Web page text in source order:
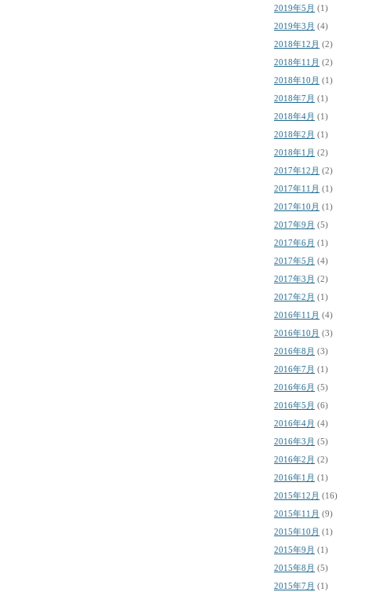
2019年5月 (1)
2019年3月 (4)
2018年12月 (2)
2018年11月 (2)
2018年10月 (1)
2018年7月 (1)
2018年4月 (1)
2018年2月 (1)
2018年1月 (2)
2017年12月 (2)
2017年11月 (1)
2017年10月 (1)
2017年9月 (5)
2017年6月 (1)
2017年5月 (4)
2017年3月 (2)
2017年2月 (1)
2016年11月 (4)
2016年10月 (3)
2016年8月 (3)
2016年7月 (1)
2016年6月 (5)
2016年5月 (6)
2016年4月 (4)
2016年3月 (5)
2016年2月 (2)
2016年1月 (1)
2015年12月 (16)
2015年11月 (9)
2015年10月 (1)
2015年9月 (1)
2015年8月 (5)
2015年7月 (1)